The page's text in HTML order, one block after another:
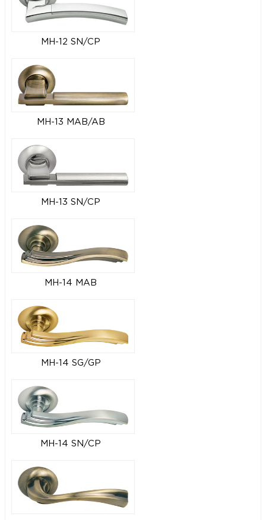
MH-12 SN/CP
MH-13 MAB/AB
MH-13 SN/CP
MH-14 MAB
MH-14 SG/GP
MH-14 SN/CP